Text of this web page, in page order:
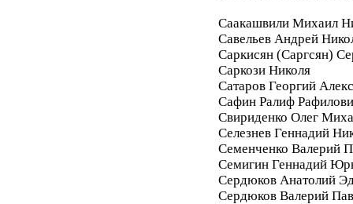
Саакашвили Михаил
Савельев Андрей
Саркисян (Саргсян)
Саркози Николя
Сатаров Георгий
Сафин Ралиф
Свириденко Олег
Селезнев Геннадий
Семенченко Валерий
Семигин Геннадий
Сердюков Анатолий
Сердюков Валерий